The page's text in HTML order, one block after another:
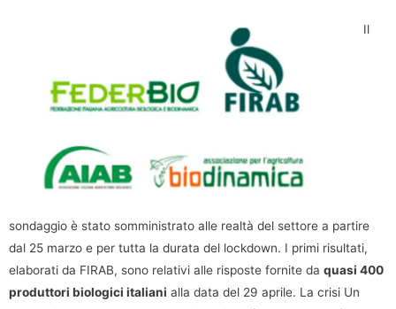
Il
sondaggio è stato somministrato alle realtà del settore a partire
dal 25 marzo e per tutta la durata del lockdown. I primi risultati,
elaborati da FIRAB, sono relativi alle risposte fornite da quasi 400
produttori biologici italiani alla data del 29 aprile. La crisi Un